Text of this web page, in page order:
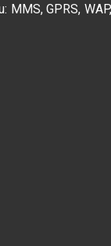
MMS, GPRS, WAP,